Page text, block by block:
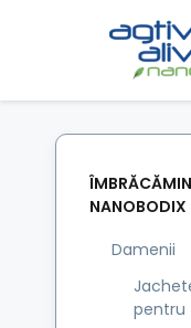
NANOBODIX
Damenii
pentru